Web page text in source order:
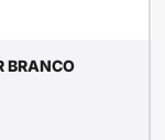
BRANCO